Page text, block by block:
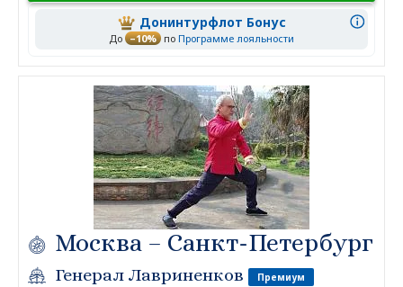
Донинтурфлот Бонус
До –10% по Программе лояльности
Москва – Санкт-Петербург
Генерал Лавриненков Премиум